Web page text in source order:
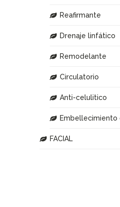
Reafirmante
Drenaje linfático
Remodelante
Circulatorio
Anti-celulitico
Embellecimiento
FACIAL